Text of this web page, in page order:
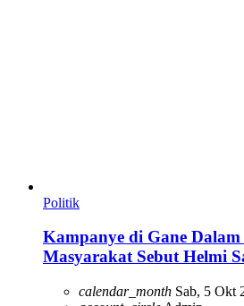
Politik
Kampanye di Gane
Masyarakat Sebut Helmi
calendar_month Sab, 5 Okt